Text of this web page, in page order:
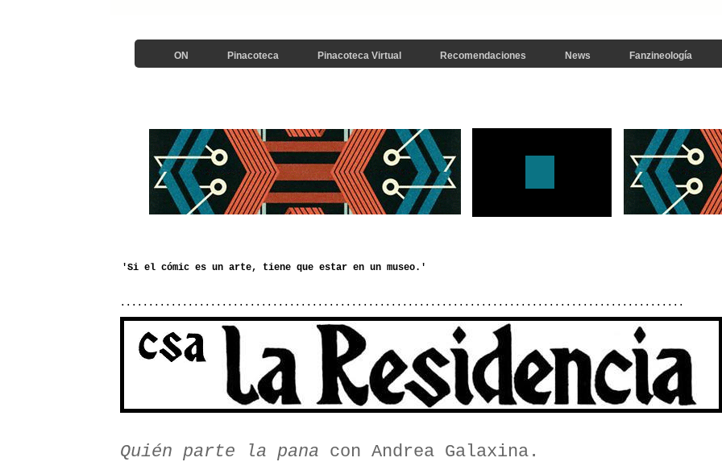
ON Pinacoteca Pinacoteca Virtual Recomendaciones News Fanzineología
....................................................................................................
Quién parte la pana con Andrea Galaxina.